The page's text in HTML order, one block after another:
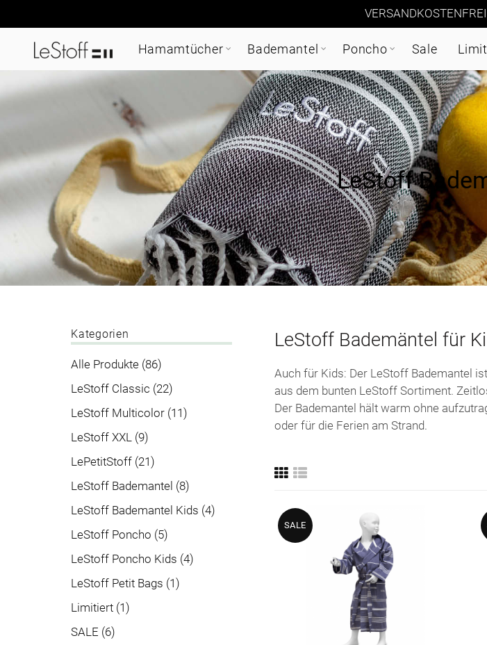
Hamamtücher Bademantel Poncho Sale
LeStoff
Kategorien
Alle Produkte (86)
LeStoff Classic (22)
LeStoff Multicolor (11)
LeStoff XXL (9)
LePetitStoff (21)
LeStoff Bademantel (8)
LeStoff Bademantel Kids (4)
LeStoff Poncho (5)
LeStoff Poncho Kids (4)
LeStoff Petit Bags (1)
Limitiert (1)
SALE (6)
LeStoff Bademäntel für
Auch für Kids: Der LeStoff Bademantel
aus dem bunten LeStoff Sortiment.
Der Bademantel hält warm ohne
oder für die Ferien am Strand.
SALE